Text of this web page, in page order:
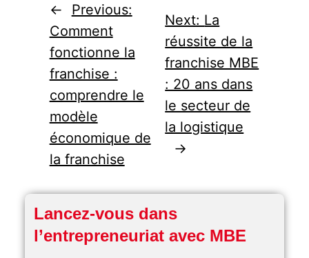
←
Previous:
Comment
fonctionne la
franchise :
comprendre le
modèle
économique de
la franchise
Next: La
réussite de la
franchise MBE
: 20 ans dans
le secteur de
la logistique
→
Lancez-vous dans
l’entrepreneuriat avec MBE